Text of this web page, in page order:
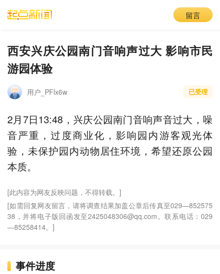
留言
西安兴庆公园南门音响声过大 影响市民
游园体验
用户_PFlx6w 已受理
2月7日13:48，兴庆公园南门音响声音过大，噪
音严重，过度商业化，影响园内游客观光体
验，未保护园内动物居住环境，希望还原公园
本质。
[此内容为网友反映问题，不得转载。]
[如需回复网友留言，请将调查结果加盖公章后传真至029—852575
38，并将电子版回函发至2425048306@qq.com。联系电话：029
—85258414。]
事件进度